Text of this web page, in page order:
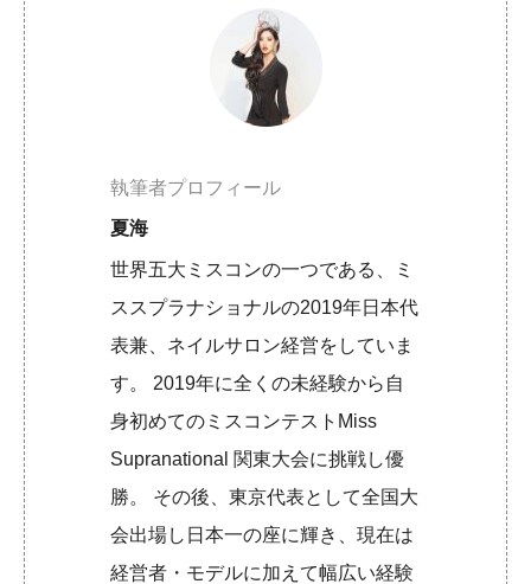
執筆者プロフィール
夏海
世界五大ミスコンの一つである、ミ
ススプラナショナルの2019年日本代
表兼、ネイルサロン経営をしていま
す。 2019年に全くの未経験から自
身初めてのミスコンテストMiss
Supranational 関東大会に挑戦し優
勝。 その後、東京代表として全国大
会出場し日本一の座に輝き、現在は
経営者・モデルに加えて幅広い経験